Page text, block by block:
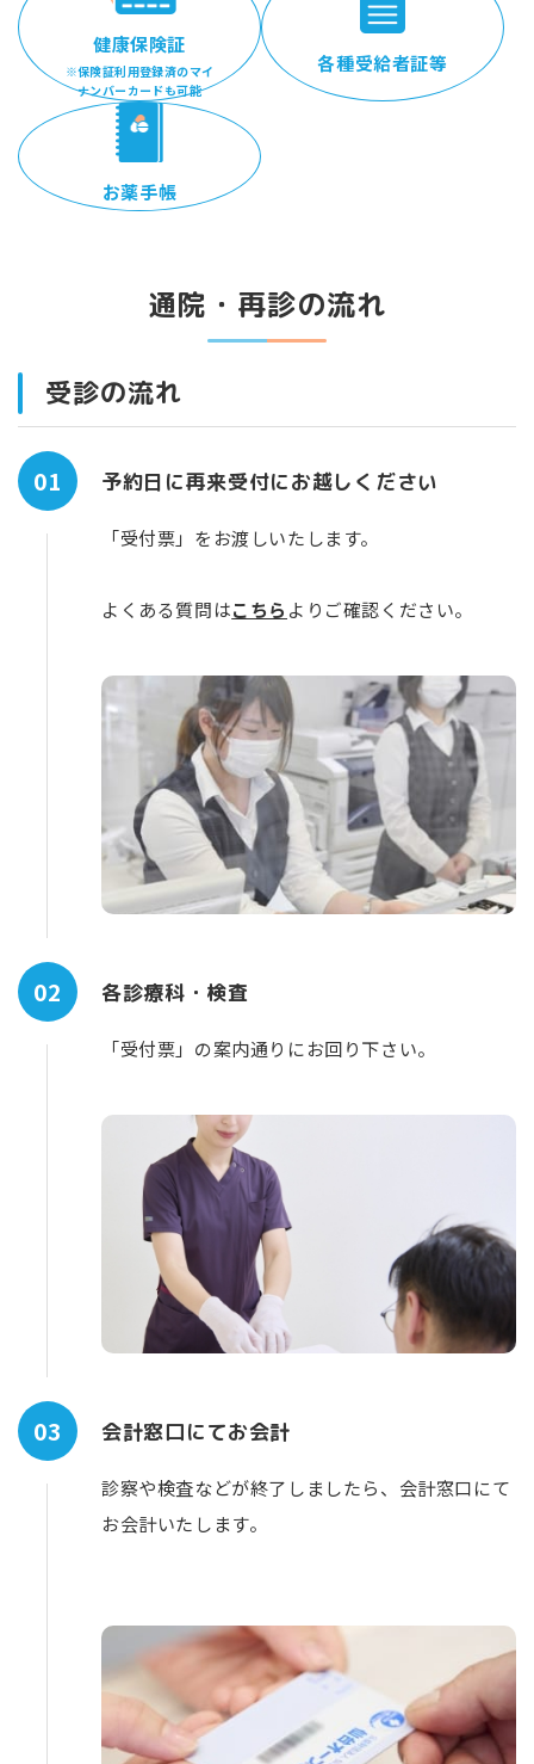
健康保険証
※保険証利用登録済のマイ
ナンバーカードも可能
各種受給者証等
お薬手帳
通院・再診の流れ
受診の流れ
01 予約日に再来受付にお越しください
「受付票」をお渡しいたします。
よくある質問はこちら よりご確認ください。
02 各診療科・検査
「受付票」の案内通りにお回り下さい。
03 会計窓口にてお会計
診察や検査などが終了しましたら、会計窓口にて
お会計いたします。